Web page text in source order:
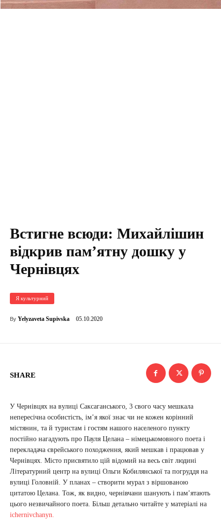
Встигне всюди: Михайлішин
відкрив пам’ятну дошку у
Чернівцях
Я культурний
By Yelyzaveta Supivska 05.10.2020
SHARE
У Чернівцях на вулиці Саксаганського, 3 свого часу мешкала
непересічна особистість, ім’я якої знає чи не кожен корінний
містянин, та й туристам і гостям нашого населеного пункту
постійно нагадують про Пауля Целана – німецькомовного поета і
перекладача єврейського походження, який мешкав і працював у
Чернівцях. Місто присвятило цій відомий на весь світ людині
Літературний центр на вулиці Ольги Кобилянської та погруддя на
вулиці Головній. У планах – створити мурал з віршованою
цитатою Целана. Тож, як видно, чернівчани шанують і пам’ятають
цього незвичайного поета. Більш детально читайте у матеріалі на
ichernivchanyn.